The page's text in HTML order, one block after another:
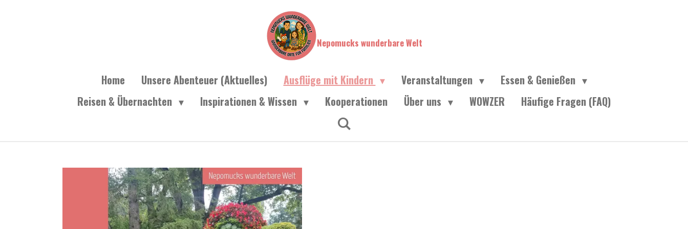
Nepomucks wunderbare Welt
Home Unsere Abenteuer (Aktuelles) Ausflüge mit Kindern Veranstaltungen
Essen & Genießen
Reisen & Übernachten
Inspirationen & Wissen Kooperationen Über uns WOWZER Häufige Fragen (FAQ)